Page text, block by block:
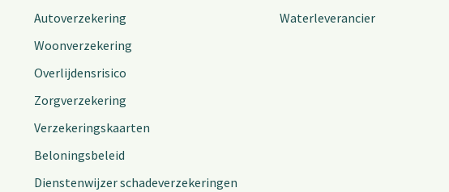
Autoverzekering
Woonverzekering
Overlijdensrisico
Zorgverzekering
Verzekeringskaarten
Beloningsbeleid
Dienstenwijzer schadeverzekeringen
Waterleverancier